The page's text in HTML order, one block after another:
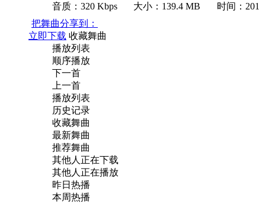
音质：320 Kbps
大小：139.4 MB
时间：
把舞曲分享到：
立即下载 收藏舞曲
播放列表
顺序播放
下一首
上一首
播放列表
历史记录
收藏舞曲
最新舞曲
推荐舞曲
其他人正在下载
其他人正在播放
昨日热播
本周热播